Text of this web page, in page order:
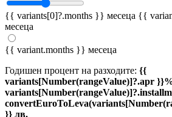
{{ variants[0]?.months }} месеца {{
месеца
{{ variant.months }} месеца
Годишен процент на разходите: {{
variants[Number(rangeValue)]?.apr
}} лв.